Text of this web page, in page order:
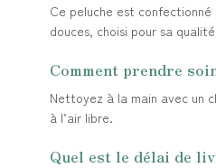
Ce peluche est
douces, choisi pour sa
Comment prendre
Nettoyez à la main avec un
à l’air libre.
Quel est le délai de